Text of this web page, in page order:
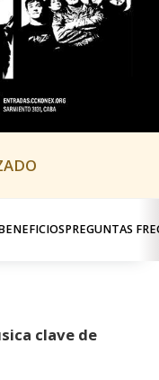
PREGUNTAS
clave de